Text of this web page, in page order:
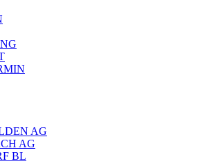
AG
AG
BL